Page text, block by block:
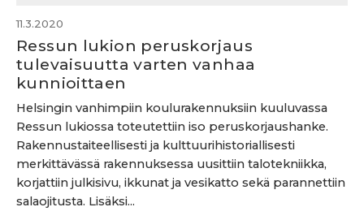
11.3.2020
Ressun lukion peruskorjaus
tulevaisuutta varten vanhaa
kunnioittaen
Helsingin vanhimpiin koulurakennuksiin kuuluvassa
Ressun lukiossa toteutettiin iso peruskorjaushanke.
Rakennustaiteellisesti ja kulttuurihistoriallisesti
merkittävässä rakennuksessa uusittiin talotekniikka,
korjattiin julkisivu, ikkunat ja vesikatto sekä parannettiin
salaojitusta. Lisäksi...